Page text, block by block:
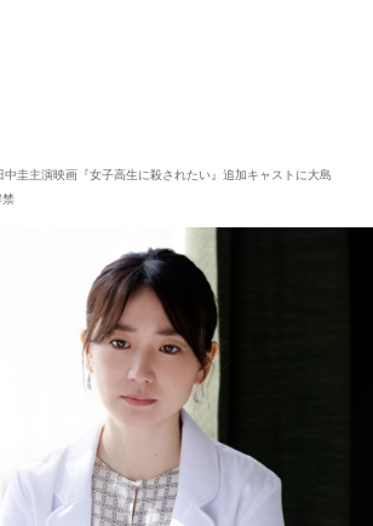
中圭主演映画『女子高生に殺されたい』追加キャストに大島
禁